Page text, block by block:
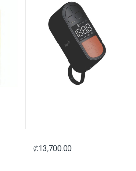
₡13,700.00